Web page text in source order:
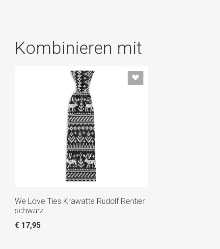
Kombinieren mit
We Love Ties Krawatte Rudolf Rentier
schwarz
€ 17,95